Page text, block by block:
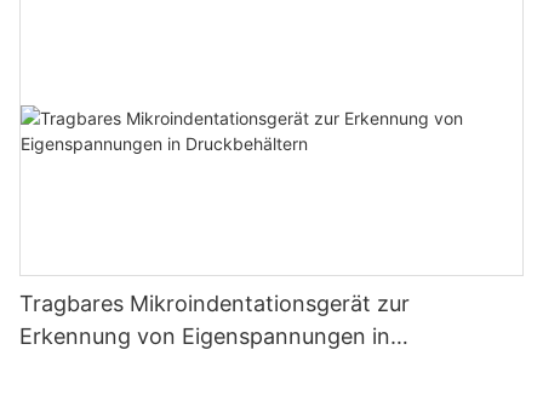
Tragbares Mikroindentationsgerät zur
Erkennung von Eigenspannungen in